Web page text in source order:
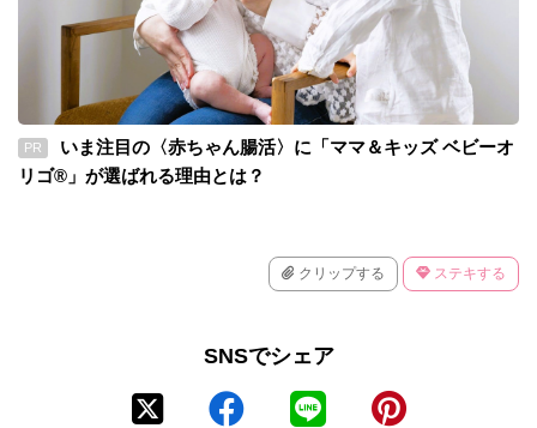
PR
いま注目の〈赤ちゃん腸活〉に「ママ＆キッズ ベビーオ
リゴ®」が選ばれる理由とは？
クリップする ステキする
SNSでシェア